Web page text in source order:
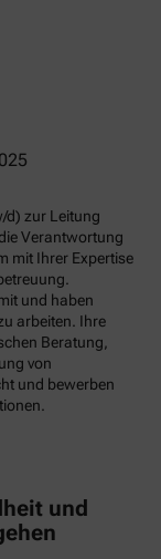
d) zur Leitung
Verantwortung
mit Ihrer Expertise
und haben
arbeiten. Ihre
Beratung,
von
und bewerben
und